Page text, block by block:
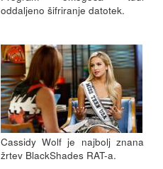
oddaljeno šifriranje datotek.
Cassidy Wolf je najbolj znana
žrtev BlackShades RAT-a.